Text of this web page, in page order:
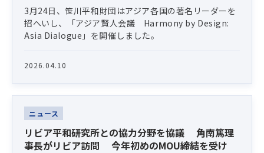
3月24日、笹川平和財団はアジア各国の著名リーダーを
招へいし、「アジア賢人会議 Harmony by Design:
Asia Dialogue」を開催しました。
2026.04.10
ニュース
リビア平和研究所との協力分野を協議 角南篤理
事長がリビア訪問 今年初めのMOU締結を受け